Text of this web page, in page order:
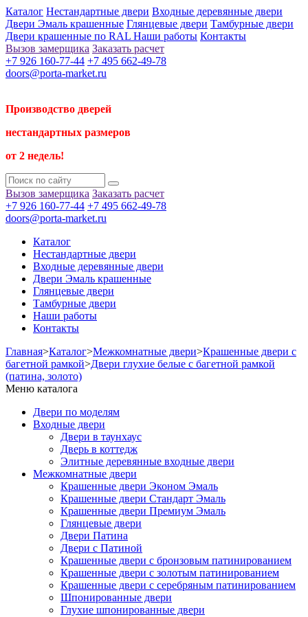
Каталог Нестандартные двери Входные деревянные двери
Двери Эмаль крашенные Глянцевые двери Тамбурные двери
Двери крашенные по RAL Наши работы Контакты
Вызов замерщика Заказать расчет
+7 926 160-77-44 +7 495 662-49-78
doors@porta-market.ru
Производство дверей
нестандартных размеров
от 2 недель!
Вызов замерщика Заказать расчет
+7 926 160-77-44 +7 495 662-49-78
doors@porta-market.ru
Каталог
Нестандартные двери
Входные деревянные двери
Двери Эмаль крашенные
Глянцевые двери
Тамбурные двери
Наши работы
Контакты
Главная>Каталог>Межкомнатные двери>Крашенные двери с
багетной рамкой>Двери глухие белые с багетной рамкой
(патина, золото)
Меню каталога
Двери по моделям
Входные двери
Двери в таунхаус
Дверь в коттедж
Элитные деревянные входные двери
Межкомнатные двери
Крашенные двери Эконом Эмаль
Крашенные двери Стандарт Эмаль
Крашенные двери Премиум Эмаль
Глянцевые двери
Двери Патина
Двери с Патиной
Крашенные двери с бронзовым патинированием
Крашенные двери с золотым патинированием
Крашенные двери с серебряным патинированием
Шпонированные двери
Глухие шпонированные двери